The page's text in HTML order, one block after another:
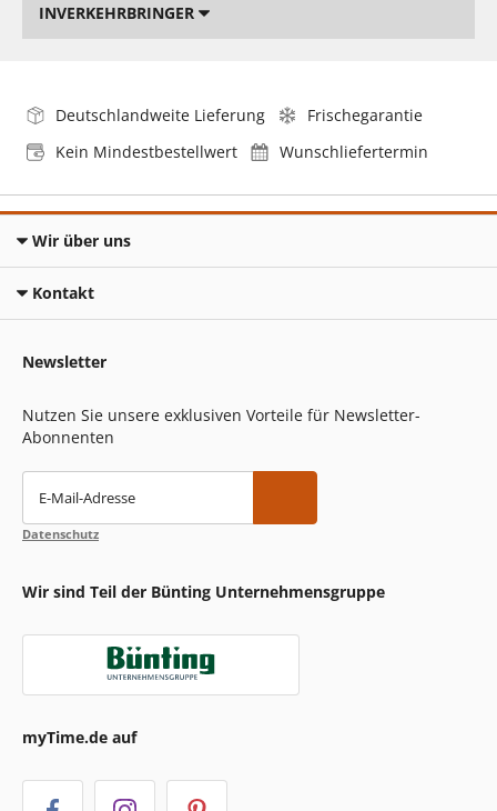
INVERKEHRBRINGER
Deutschlandweite Lieferung
Frischegarantie
Kein Mindestbestellwert
Wunschliefertermin
Wir über uns
Kontakt
Newsletter
Nutzen Sie unsere exklusiven Vorteile für Newsletter-
Abonnenten
E-Mail-Adresse
Datenschutz
Wir sind Teil der Bünting Unternehmensgruppe
myTime.de auf